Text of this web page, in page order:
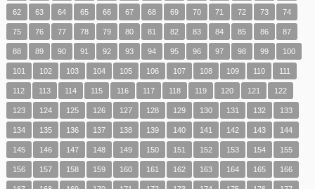
62 63 64 65 66 67 68 69 70 71 72 73 74
75 76 77 78 79 80 81 82 83 84 85 86 87
88 89 90 91 92 93 94 95 96 97 98 99 100
101 102 103 104 105 106 107 108 109 110 111
112 113 114 115 116 117 118 119 120 121 122
123 124 125 126 127 128 129 130 131 132 133
134 135 136 137 138 139 140 141 142 143 144
145 146 147 148 149 150 151 152 153 154 155
156 157 158 159 160 161 162 163 164 165 166